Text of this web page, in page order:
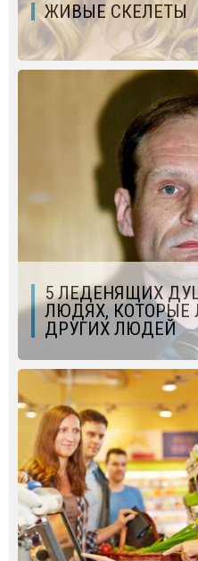
ЖИВЫЕ СКЕЛЕТЫ
5 ЛЕДЕНЯЩИХ
ЛЮДЯХ, КОТОРЫЕ
ДРУГИХ ЛЮДЕЙ